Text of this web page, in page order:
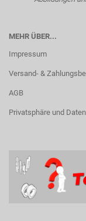
MEHR ÜBER...
Impressum
Versand- &
AGB
Privatsphäre und